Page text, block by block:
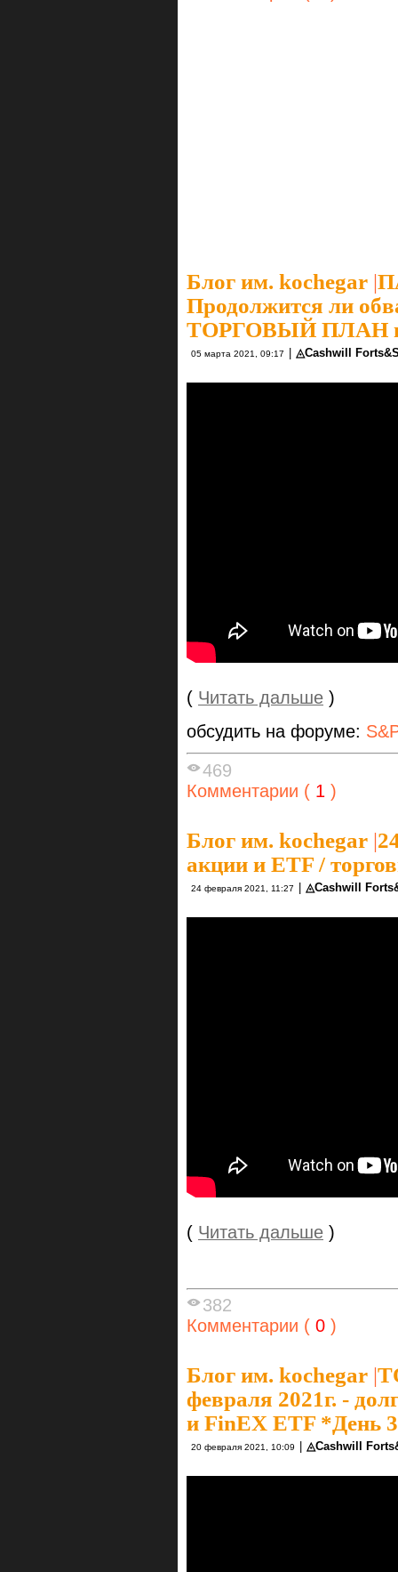
Блог им. kochegar |
Продолжится ли
ТОРГОВЫЙ ПЛАН на
05 марта 2021, 09:17 | ◬Cashwill
( Читать дальше )
обсудить на форуме:
469
Комментарии ( 1 )
Блог им. kochegar |
акции и ETF /
24 февраля 2021, 11:27 ◬Cashwill
( Читать дальше )
382
Комментарии ( 0 )
Блог им. kochegar |
февраля 2021г. -
и FinEX ETF *День
20 февраля 2021, 10:09 ◬Cashwill